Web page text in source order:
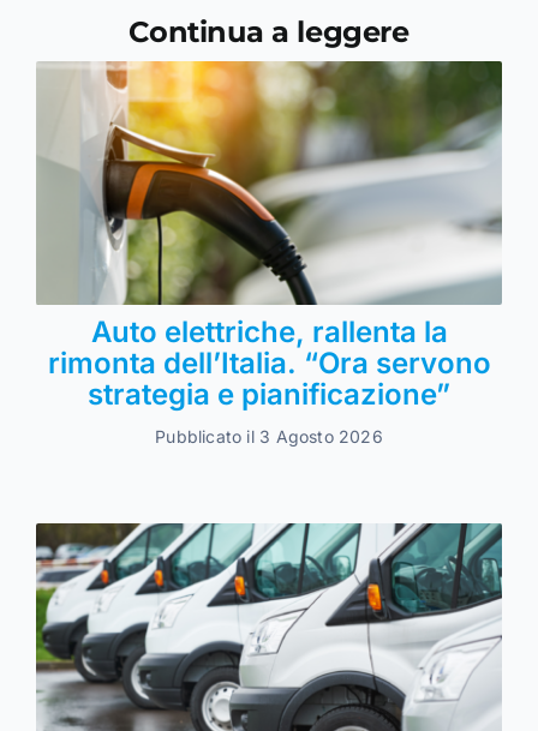
Continua a leggere
Auto elettriche, rallenta la
rimonta dell’Italia. “Ora servono
strategia e pianificazione”
Pubblicato il 3 Agosto 2026